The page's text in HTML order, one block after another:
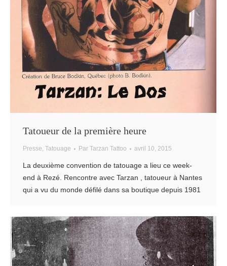
Tatoueur de la première heure
Presse, Tatouage Par Tarzan Tattoo avril 10, 2015
La deuxième convention de tatouage a lieu ce week-
end à Rezé. Rencontre avec Tarzan , tatoueur à Nantes
qui a vu du monde défilé dans sa boutique depuis 1981